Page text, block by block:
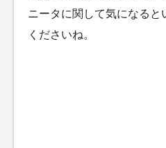
ニータに関して気になると
くださいね。